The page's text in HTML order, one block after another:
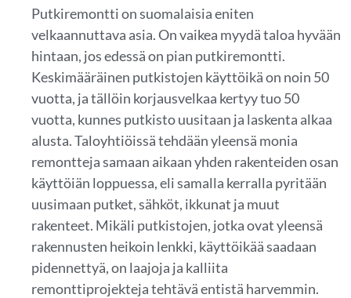
Putkiremontti on suomalaisia eniten
velkaannuttava asia. On vaikea myydä taloa hyvään
hintaan, jos edessä on pian putkiremontti.
Keskimääräinen putkistojen käyttöikä on noin 50
vuotta, ja tällöin korjausvelkaa kertyy tuo 50
vuotta, kunnes putkisto uusitaan ja laskenta alkaa
alusta. Taloyhtiöissä tehdään yleensä monia
remontteja samaan aikaan yhden rakenteiden osan
käyttöiän loppuessa, eli samalla kerralla pyritään
uusimaan putket, sähköt, ikkunat ja muut
rakenteet. Mikäli putkistojen, jotka ovat yleensä
rakennusten heikoin lenkki, käyttöikää saadaan
pidennettyä, on laajoja ja kalliita
remonttiprojekteja tehtävä entistä harvemmin.